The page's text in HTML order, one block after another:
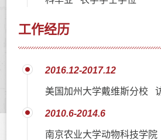
工作经历
2016.12-2017.12
美国加州大学戴维斯分校
2010.6-2014.6
南京农业大学动物科技学